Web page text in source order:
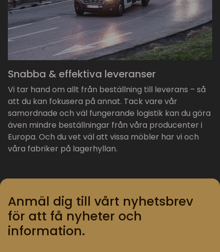
Snabba & effektiva leveranser
Vi tar hand om allt från beställning till leverans – så
att du kan fokusera på annat. Tack vare vår
samordnade och väl fungerande logistik kan du göra
även mindre beställningar från våra producenter i
Europa. Och du vet väl att vissa möbler har vi och
våra fabriker på lagerhyllan.
Anmäl dig till vårt nyhetsbrev
för att få nyheter och
information.